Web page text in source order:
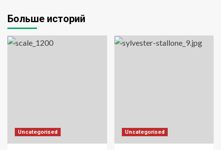
Больше историй
Uncategorised Uncategorised